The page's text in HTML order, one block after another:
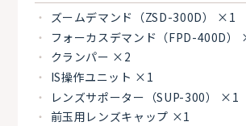
ズームデマンド（ZSD-300D） ×1
フォーカスデマンド（FPD-400D）
クランパー ×2
IS操作ユニット ×1
レンズサポーター（SUP-300） ×1
前玉用レンズキャップ ×1